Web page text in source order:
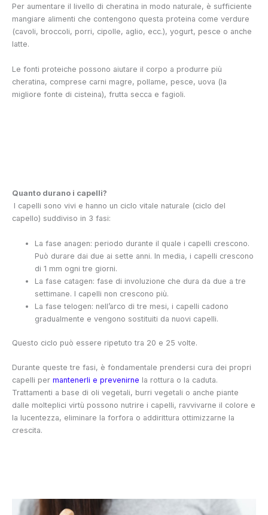
Per aumentare il livello di cheratina in modo naturale, è sufficiente
mangiare alimenti che contengono questa proteina come verdure
(cavoli, broccoli, porri, cipolle, aglio, ecc.), yogurt, pesce o anche
latte.
Le fonti proteiche possono aiutare il corpo a produrre più
cheratina, comprese carni magre, pollame, pesce, uova (la
migliore fonte di cisteina), frutta secca e fagioli.
Quanto durano i capelli?
I capelli sono vivi e hanno un ciclo vitale naturale (ciclo del
capello) suddiviso in 3 fasi:
La fase anagen: periodo durante il quale i capelli crescono.
Può durare dai due ai sette anni. In media, i capelli crescono
di 1 mm ogni tre giorni.
La fase catagen: fase di involuzione che dura da due a tre
settimane. I capelli non crescono più.
La fase telogen: nell’arco di tre mesi, i capelli cadono
gradualmente e vengono sostituiti da nuovi capelli.
Questo ciclo può essere ripetuto tra 20 e 25 volte.
Durante queste tre fasi, è fondamentale prendersi cura dei propri
capelli per mantenerli e prevenirne la rottura o la caduta.
Trattamenti a base di oli vegetali, burri vegetali o anche piante
dalle molteplici virtù possono nutrire i capelli, ravvivarne il colore e
la lucentezza, eliminare la forfora o addirittura ottimizzarne la
crescita.